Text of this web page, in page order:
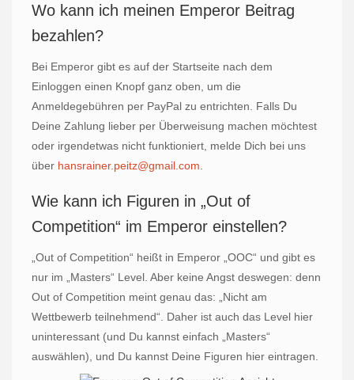
Wo kann ich meinen Emperor Beitrag
bezahlen?
Bei Emperor gibt es auf der Startseite nach dem
Einloggen einen Knopf ganz oben, um die
Anmeldegebühren per PayPal zu entrichten. Falls Du
Deine Zahlung lieber per Überweisung machen möchtest
oder irgendetwas nicht funktioniert, melde Dich bei uns
über hansrainer.peitz@gmail.com
Wie kann ich Figuren in „Out of
Competition“ im Emperor einstellen?
„Out of Competition“ heißt in Emperor „OOC“ und gibt es
nur im „Masters“ Level. Aber keine Angst deswegen: denn
Out of Competition meint genau das: „Nicht am
Wettbewerb teilnehmend“. Daher ist auch das Level hier
uninteressant (und Du kannst einfach „Masters“
auswählen), und Du kannst Deine Figuren hier eintragen.